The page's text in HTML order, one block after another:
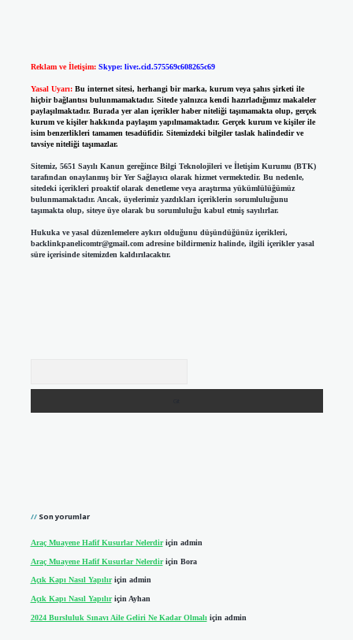
Reklam ve İletişim: Skype: live:.cid.575569c608265c69
Yasal Uyarı: Bu internet sitesi, herhangi bir marka, kurum veya şahıs şirketi ile
hiçbir bağlantısı bulunmamaktadır. Sitede yalnızca kendi hazırladığımız makaleler
paylaşılmaktadır. Burada yer alan içerikler haber niteliği taşımamakta olup, gerçek
kurum ve kişiler hakkında paylaşım yapılmamaktadır. Gerçek kurum ve kişiler ile
isim benzerlikleri tamamen tesadüfidir. Sitemizdeki bilgiler taslak halindedir ve
tavsiye niteliği taşımazlar.
Sitemiz, 5651 Sayılı Kanun gereğince Bilgi Teknolojileri ve İletişim Kurumu (BTK)
tarafından onaylanmış bir Yer Sağlayıcı olarak hizmet vermektedir. Bu nedenle,
sitedeki içerikleri proaktif olarak denetleme veya araştırma yükümlülüğümüz
bulunmamaktadır. Ancak, üyelerimiz yazdıkları içeriklerin sorumluluğunu
taşımakta olup, siteye üye olarak bu sorumluluğu kabul etmiş sayılırlar.
Hukuka ve yasal düzenlemelere aykırı olduğunu düşündüğünüz içerikleri,
backlinkpanelicomtr@gmail.comadresine bildirmeniz halinde, ilgili içerikler yasal
süre içerisinde sitemizden kaldırılacaktır.
Son yorumlar
Araç Muayene Hafif Kusurlar Nelerdiriçin admin
Araç Muayene Hafif Kusurlar Nelerdiriçin Bora
Açık Kapı Nasıl Yapılıriçin admin
Açık Kapı Nasıl Yapılıriçin Ayhan
2024 Bursluluk Sınavı Aile Geliri Ne Kadar Olmalıiçin admin